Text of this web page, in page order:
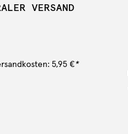
VERSAND
5,95 €*